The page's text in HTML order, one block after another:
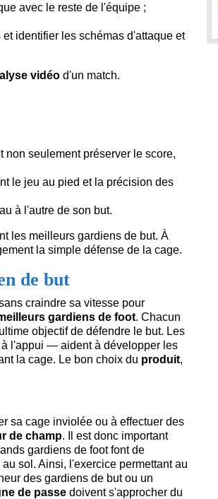
avec le reste de l'équipe ;
identifier les schémas d'attaque et
vidéo d'un match.
non seulement préserver le score,
le jeu au pied et la précision des
à l'autre de son but.
les meilleurs gardiens de but. À
la simple défense de la cage.
de but
craindre sa vitesse pour
gardiens de foot. Chacun
objectif de défendre le but. Les
à l'appui — aident à développer les
la cage. Le bon choix du produit,
sa cage inviolée ou à effectuer des
de champ. Il est donc important
gardiens de foot font de
au sol. Ainsi, l'exercice permettant au
des gardiens de but ou un
de passe doivent s'approcher du